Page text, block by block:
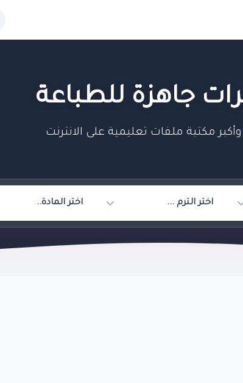
جاهزة للطباعة
مكتبة ملفات تعليمية على الانترنت